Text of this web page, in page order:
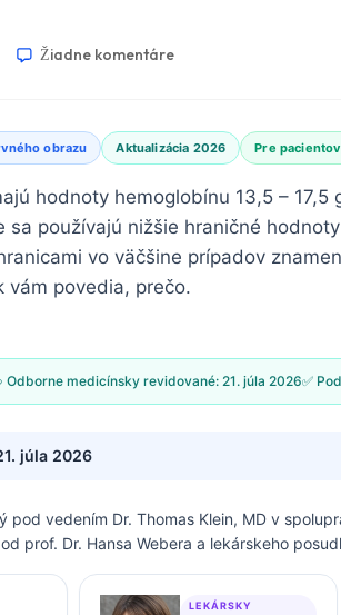
Žiadne komentáre
obrazu Aktualizácia 2026 Pre
hodnoty hemoglobínu 13,5 –
sa používajú nižšie hraničné
vo väčšine prípadov
vám povedia, prečo.
Odborne medicínsky revidované: 21. júla 2026✅
júla 2026
pod vedením Dr. Thomas Klein, MD v
prof. Dr. Hansa Webera a lekárskeho
LEKÁRSKY